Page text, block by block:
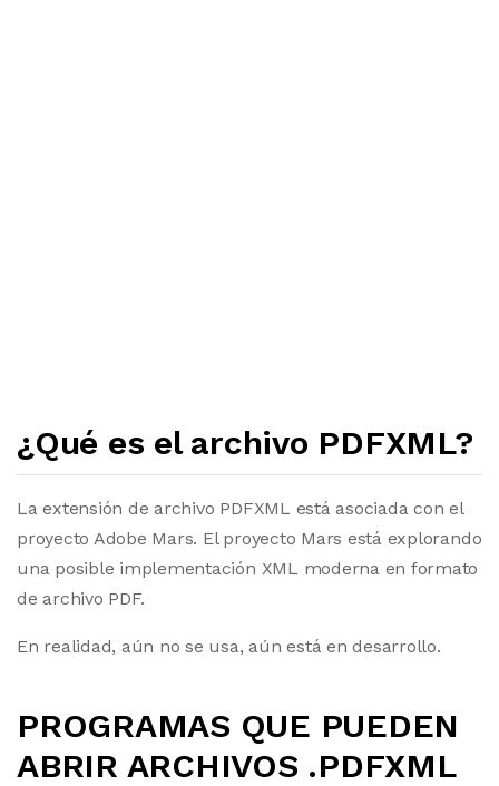
¿Qué es el archivo PDFXML?
La extensión de archivo PDFXML está asociada con el
proyecto Adobe Mars. El proyecto Mars está explorando
una posible implementación XML moderna en formato
de archivo PDF.
En realidad, aún no se usa, aún está en desarrollo.
PROGRAMAS QUE PUEDEN
ABRIR ARCHIVOS .PDFXML